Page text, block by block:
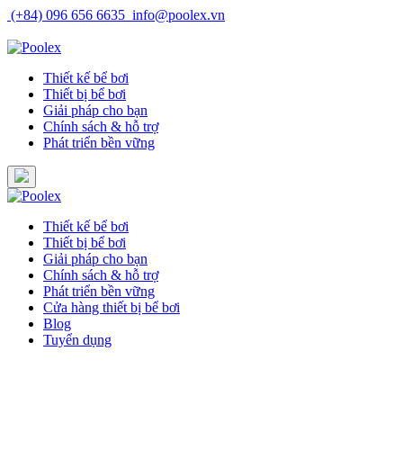
Skip
content
(+84) 096 656 6635 info@poolex.vn
Thiết kế bể bơi
Thiết bị bể bơi
Giải pháp cho bạn
Chính sách & hỗ trợ
Phát triển bền vững
Thiết kế bể bơi
Thiết bị bể bơi
Giải pháp cho bạn
Chính sách & hỗ trợ
Phát triển bền vững
Cửa hàng thiết bị bể bơi
Blog
Tuyển dụng